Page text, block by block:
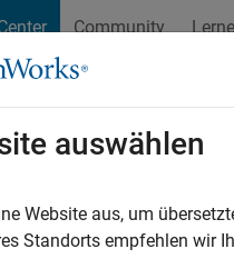
Community
Test
Step 5 of 7 in
auswählen
Website aus, um
Standorts empfehlen wir